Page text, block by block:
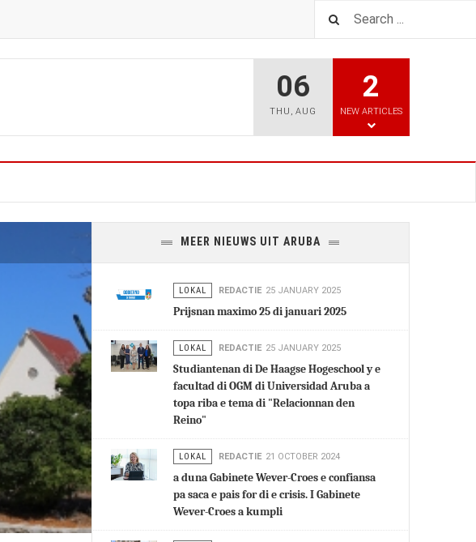
06
THU , AUG
2
NEW ARTICLES
MEER NIEUWS UIT ARUBA
LOKAL REDACTIE 25 JANUARY 2025
Prijsnan maximo 25 di januari 2025
LOKAL REDACTIE 25 JANUARY 2025
Studiantenan di De Haagse Hogeschool y e
facultad di OGM di Universidad Aruba a
topa riba e tema di "Relacionnan den
Reino"
LOKAL REDACTIE 21 OCTOBER 2024
a duna Gabinete Wever-Croes e confiansa
pa saca e pais for di e crisis. I Gabinete
Wever-Croes a kumpli